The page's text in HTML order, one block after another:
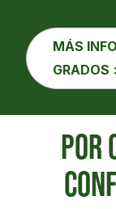
MÁS
GRADOS
POR